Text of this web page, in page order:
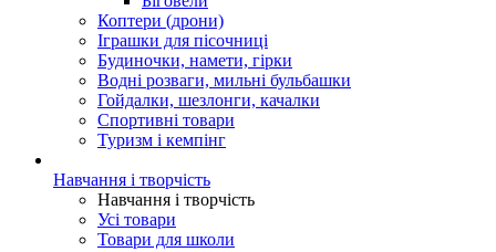
Коптери (дрони)
Іграшки для пісочниці
Будиночки, намети, гірки
Водні розваги, мильні бульбашки
Гойдалки, шезлонги, качалки
Спортивні товари
Туризм і кемпінг
Навчання і творчість
Навчання і творчість
Усі товари
Товари для школи